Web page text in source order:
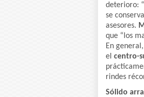
deterioro:
se
asesores.
que “los
En general,
el centro-
rindes
Sólido